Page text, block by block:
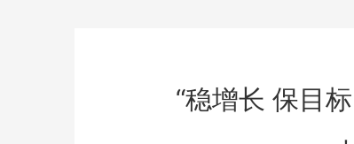
“稳增长 保目